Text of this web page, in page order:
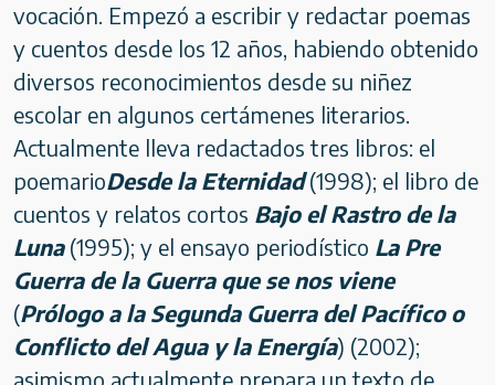
vocación. Empezó a escribir y redactar poemas
y cuentos desde los 12 años, habiendo obtenido
diversos reconocimientos desde su niñez
escolar en algunos certámenes literarios.
Actualmente lleva redactados tres libros: el
poemarioDesde la Eternidad(1998); el libro de
cuentos y relatos cortos Bajo el Rastro de la
Luna(1995); y el ensayo periodístico La Pre
Guerra de la Guerra que se nos viene
(Prólogo a la Segunda Guerra del Pacífico o
Conflicto del Agua y la Energía) (2002);
asimismo actualmente prepara un texto de